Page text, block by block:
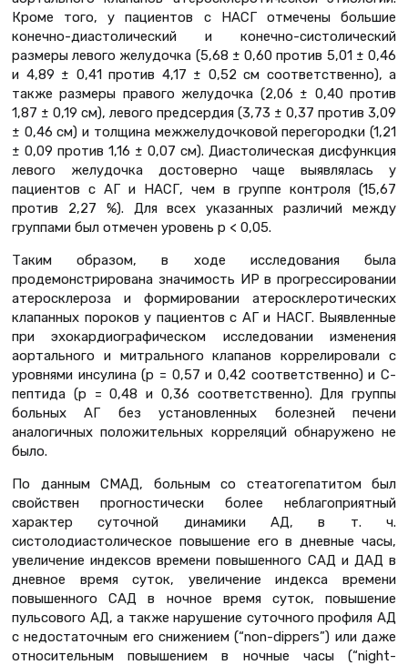
Кроме того, у пациентов с НАСГ отмечены большие
конечно-диастолический и конечно-систолический
размеры левого желудочка (5,68 ± 0,60 против 5,01 ± 0,46
и 4,89 ± 0,41 против 4,17 ± 0,52 см соответственно), а
также размеры правого желудочка (2,06 ± 0,40 против
1,87 ± 0,19 см), левого предсердия (3,73 ± 0,37 против 3,09
± 0,46 см) и толщина межжелудочковой перегородки (1,21
± 0,09 против 1,16 ± 0,07 см). Диастолическая дисфункция
левого желудочка достоверно чаще выявлялась у
пациентов с АГ и НАСГ, чем в группе контроля (15,67
против 2,27 %). Для всех указанных различий между
группами был отмечен уровень p < 0,05.
Таким образом, в ходе исследования была
продемонстрирована значимость ИР в прогрессировании
атеросклероза и формировании атеросклеротических
клапанных пороков у пациентов с АГ и НАСГ. Выявленные
при эхокардиографическом исследовании изменения
аортального и митрального клапанов коррелировали с
уровнями инсулина (р = 0,57 и 0,42 соответственно) и С-
пептида (р = 0,48 и 0,36 соответственно). Для группы
больных АГ без установленных болезней печени
аналогичных положительных корреляций обнаружено не
было.
По данным СМАД, больным со стеатогепатитом был
свойствен прогностически более неблагоприятный
характер суточной динамики АД, в т. ч.
систолодиастолическое повышение его в дневные часы,
увеличение индексов времени повышенного САД и ДАД в
дневное время суток, увеличение индекса времени
повышенного САД в ночное время суток, повышение
пульсового АД, а также нарушение суточного профиля АД
с недостаточным его снижением (“non-dippers”) или даже
относительным повышением в ночные часы (“night-